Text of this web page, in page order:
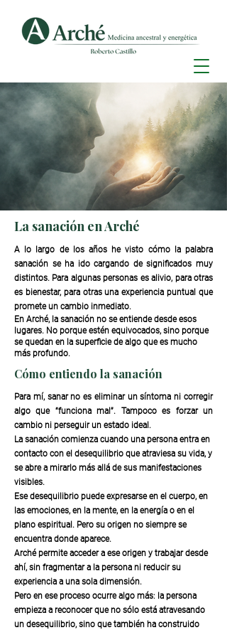
La sanación en Arché
A lo largo de los años he visto cómo la palabra
sanación se ha ido cargando de significados muy
distintos. Para algunas personas es alivio, para otras
es bienestar, para otras una experiencia puntual que
promete un cambio inmediato.
En Arché, la sanación no se entiende desde esos
lugares. No porque estén equivocados, sino porque
se quedan en la superficie de algo que es mucho
más profundo.
Cómo entiendo la sanación
Para mí, sanar no es eliminar un síntoma ni corregir
algo que “funciona mal”. Tampoco es forzar un
cambio ni perseguir un estado ideal.
La sanación comienza cuando una persona entra en
contacto con el desequilibrio que atraviesa su vida, y
se abre a mirarlo más allá de sus manifestaciones
visibles.
Ese desequilibrio puede expresarse en el cuerpo, en
las emociones, en la mente, en la energía o en el
plano espiritual. Pero su origen no siempre se
encuentra donde aparece.
Arché permite acceder a ese origen y trabajar desde
ahí, sin fragmentar a la persona ni reducir su
experiencia a una sola dimensión.
Pero en ese proceso ocurre algo más: la persona
empieza a reconocer que no sólo está atravesando
un desequilibrio, sino que también ha construido